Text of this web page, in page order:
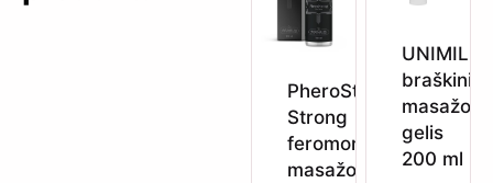
PheroStrong
Strong
feromoninis
masažo
UNIMIL
braškinis
masažo
gelis
200 ml